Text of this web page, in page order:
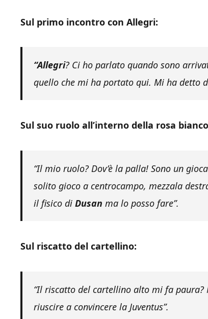
Sul primo incontro con Allegri:
“Allegri? Ci ho parlato quando sono
quello che mi ha portato qui. Mi ha detto
Sul suo ruolo all’interno della rosa
“Il mio ruolo? Dov’è la palla! Sono un
solito gioco a centrocampo, mezzala
il fisico di Dusan ma lo posso fare”.
Sul riscatto del cartellino:
“Il riscatto del cartellino alto mi fa
riuscire a convincere la Juventus”.